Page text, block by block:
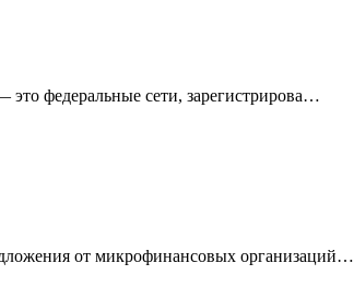
федеральные сети, зарегистрирова…
от микрофинансовых организаций…